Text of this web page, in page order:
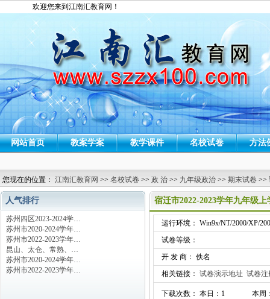
欢迎您来到江南汇教育网！
网站首页 教案学案 教学课件 名校试卷 方法
您现在的位置： 江南汇教育网 >> 名校试卷 >> 政 治 >> 九年级政治 >> 期末试卷 >>
人气排行
苏州四区2023-2024学…
苏州市2020-2024学年…
苏州市2022-2023学年…
昆山、太仓、常熟、…
苏州市2020-2024学年…
苏州市2022-2023学年…
宿迁市2022-2023学年九年级
运行环境： Win9x/NT/2000/XP/
试卷等级：
开 发 商： 佚名
相关链接： 试卷演示地址 试卷注
下载次数： 本日：1
本周